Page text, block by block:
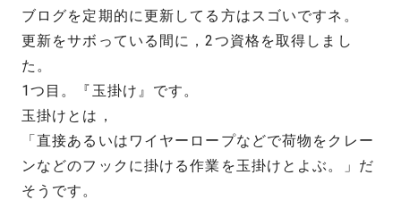
ブログを定期的に更新してる方はスゴいですネ。
更新をサボっている間に，2つ資格を取得しまし
た。
1つ目。『玉掛け』です。
玉掛けとは，
「直接あるいはワイヤーロープなどで荷物をクレー
ンなどのフックに掛ける作業を玉掛けとよぶ。」だ
そうです。